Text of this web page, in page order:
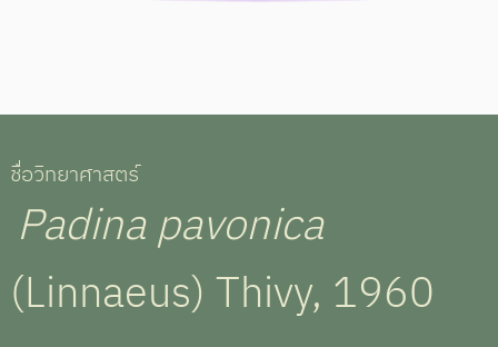
ชื่อวิทยาศาสตร์
Padina pavonica
(Linnaeus) Thivy, 1960